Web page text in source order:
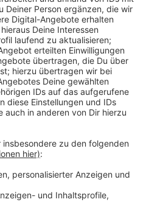
wechseln sich
um den 5-Minuten-Takt zu
zehn Bahnen ausfallen,
einfach auffangen.", heißt
Schon seit Jahren
Doch aufgrund der hohen
Bombardier massive
zum Thema